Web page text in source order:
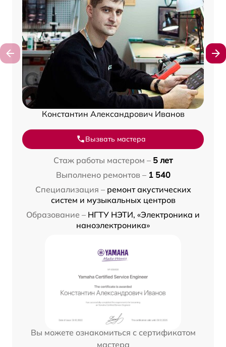
Константин Александрович Иванов
Вызвать мастера
Стаж работы мастером – 5 лет
Выполнено ремонтов – 1 540
Специализация – ремонт акустических
систем и музыкальных центров
Образование – НГТУ НЭТИ, «Электроника и
наноэлектроника»
Вы можете ознакомиться с сертификатом
мастера